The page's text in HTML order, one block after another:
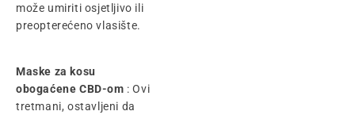
može umiriti osjetljivo ili
preopterećeno vlasište.
Maske za kosu
obogaćene CBD-om : Ovi
tretmani, ostavljeni da